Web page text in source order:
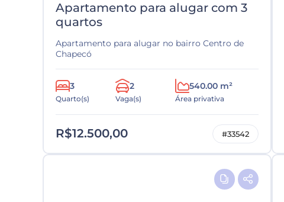
Apartamento para alugar com 3
quartos
Apartamento para alugar no bairro Centro de
Chapecó
3
Quarto(s)
2
Vaga(s)
540.00 m²
Área privativa
R$12.500,00 #33542